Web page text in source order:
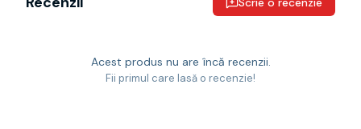
Acest produs nu are încă recenzii.
Fii primul care lasă o recenzie!